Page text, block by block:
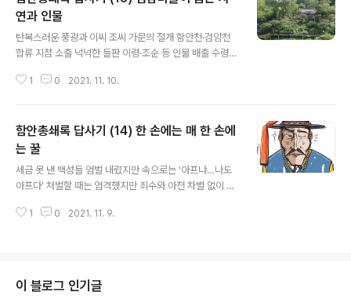
연과 인물
탄복스러운 풍광과 이씨 조씨 가문의 절개 함안천·검암천
합류 지점 소출 넉넉한 들판 이령·조순 등 인물 배출 수령으
지금은 가야읍이지만 오횡묵 당시는 산외면(山外面)이었
있는 마을인데 함안천은 광려산 산줄기 서쪽 골짜기에서
시작되는 중심 물줄기이고 검암천은 광려산 산줄기 동쪽
골짜기에서 비롯되는 가지 물줄기다. 두 물이 만나는 자리
는 들판이 너르게 형성되기 마련이다. 옛날에는 무엇보다
있는 이런 자리가 좋았다. 함안군수 오횡묵은 편한 날이 없
1 0 2021. 11. 10.
함안총쇄록 답사기 (14) 한 손에는 매 한 손에
는 꿀
세금 못 낸 백성들 엄벌 내렸지만 속으로는 '아프냐…나도
아프다' 처벌할 때는 엄격했지만 죄수와 아전 차별 없이 별
무는 대체로 두 가지에 초점이 맞추어져 있었다. 하나는 조
누고 베푸는 데에도 열성을 다했다. 요즘 말로 하면 공정 조
세와 복지 실현을 동시에 추진했다. 어쨌거나 하나는 받는
1 0 2021. 11. 9.
이 블로그 인기글